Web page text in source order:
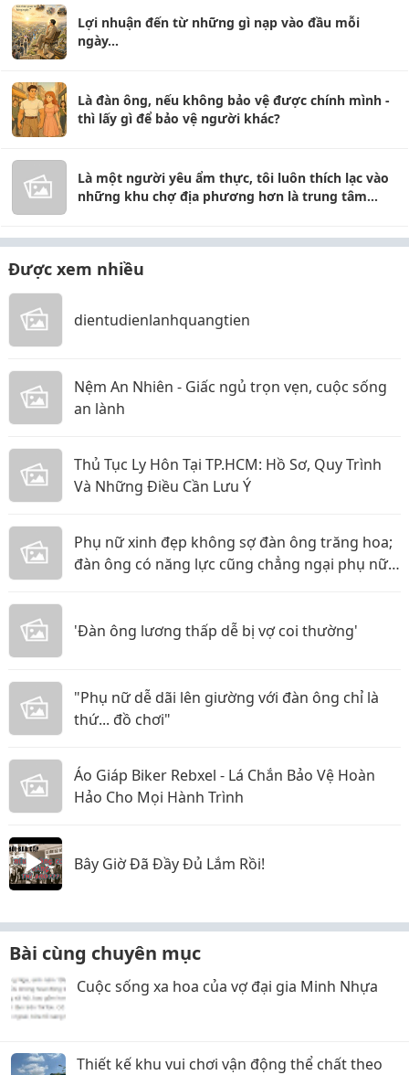
Lợi nhuận đến từ những gì nạp vào đầu mỗi
ngày...
Là đàn ông, nếu không bảo vệ được chính mình -
thì lấy gì để bảo vệ người khác?
Là một người yêu ẩm thực, tôi luôn thích lạc vào
những khu chợ địa phương hơn là trung tâm
Được xem nhiều
dientudienlanhquangtien
Nệm An Nhiên - Giấc ngủ trọn vẹn, cuộc sống
an lành
Thủ Tục Ly Hôn Tại TP.HCM: Hồ Sơ, Quy Trình
Và Những Điều Cần Lưu Ý
Phụ nữ xinh đẹp không sợ đàn ông trăng hoa;
đàn ông có năng lực cũng chẳng ngại phụ nữ
'Đàn ông lương thấp dễ bị vợ coi thường'
"Phụ nữ dễ dãi lên giường với đàn ông chỉ là
thứ... đồ chơi"
Áo Giáp Biker Rebxel - Lá Chắn Bảo Vệ Hoàn
Hảo Cho Mọi Hành Trình
Bây Giờ Đã Đầy Đủ Lắm Rồi!
Bài cùng chuyên mục
Cuộc sống xa hoa của vợ đại gia Minh Nhựa
Thiết kế khu vui chơi vận động thể chất theo